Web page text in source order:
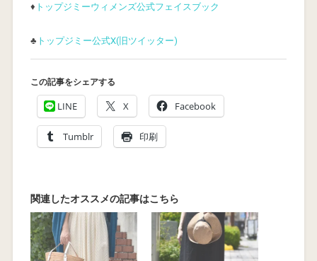
♦ トップジミーウィメンズ公式フェイスブック
♣ トップジミー公式X(旧ツイッター)
この記事をシェアする
LINE X Facebook
Tumblr 印刷